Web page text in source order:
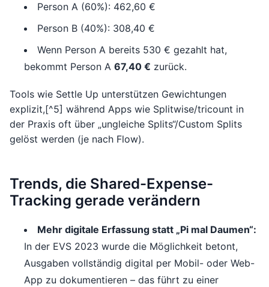
Person A (60%): 462,60 €
Person B (40%): 308,40 €
Wenn Person A bereits 530 € gezahlt hat,
bekommt Person A 67,40 € zurück.
Tools wie Settle Up unterstützen Gewichtungen
explizit,[^5] während Apps wie Splitwise/tricount in
der Praxis oft über „ungleiche Splits“/Custom Splits
gelöst werden (je nach Flow).
Trends, die Shared-Expense-
Tracking gerade verändern
Mehr digitale Erfassung statt „Pi mal Daumen“:
In der EVS 2023 wurde die Möglichkeit betont,
Ausgaben vollständig digital per Mobil- oder Web-
App zu dokumentieren – das führt zu einer